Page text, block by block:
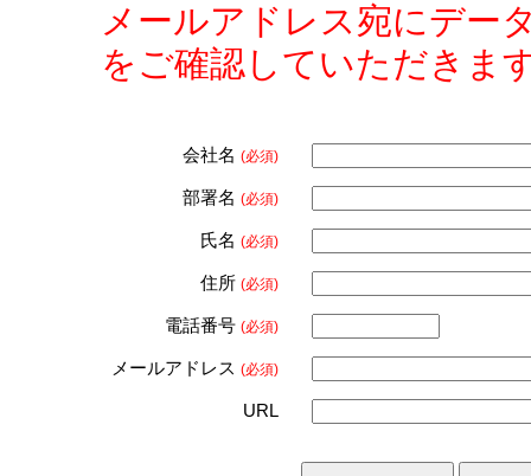
メールアドレス宛にデー
をご確認していただきま
会社名 (必須)
部署名 (必須)
氏名 (必須)
住所 (必須)
電話番号 (必須)
メールアドレス (必須)
URL